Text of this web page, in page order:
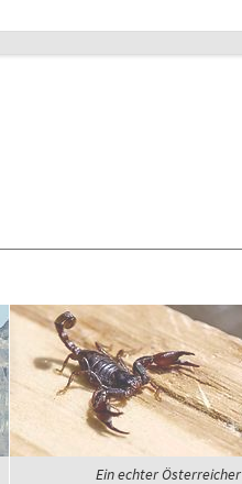
Ein echter Österreicher